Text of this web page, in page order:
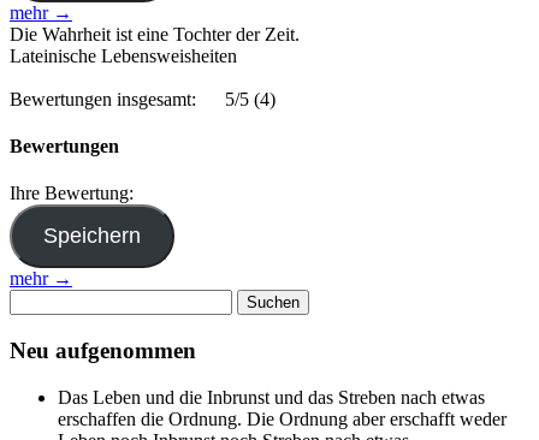
mehr →
Die Wahrheit ist eine Tochter der Zeit.
Lateinische Lebensweisheiten
Bewertungen insgesamt: 5/5 (4)
Bewertungen
Ihre Bewertung:
mehr →
nach:
Neu aufgenommen
Das Leben und die Inbrunst und das Streben nach etwas
erschaffen die Ordnung. Die Ordnung aber erschafft weder